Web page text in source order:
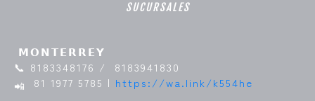
SUCURSALES
𝗠𝗢𝗡𝗧𝗘𝗥𝗥𝗘𝗬
📞 8183348176 / 8183941830
81 1977 5785 | https://wa.link/k554he